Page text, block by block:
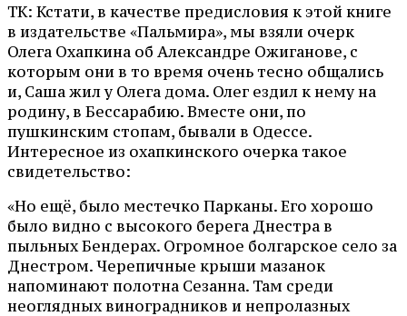
ТК: Кстати, в качестве предисловия к этой книге
в издательстве «Пальмира», мы взяли очерк
Олега Охапкина об Александре Ожиганове, с
которым они в то время очень тесно общались
и, Саша жил у Олега дома. Олег ездил к нему на
родину, в Бессарабию. Вместе они, по
пушкинским стопам, бывали в Одессе.
Интересное из охапкинского очерка такое
свидетельство:
«Но ещё, было местечко Парканы. Его хорошо
было видно с высокого берега Днестра в
пыльных Бендерах. Огромное болгарское село за
Днестром. Черепичные крыши мазанок
напоминают полотна Сезанна. Там среди
неоглядных виноградников и непролазных